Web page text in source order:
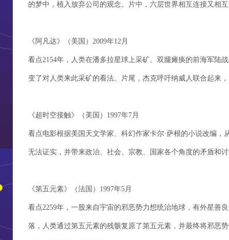
的梦中，植入放弃公司的观念。片中，六层世界相互连接又相
《阿凡达》（美国）2009年12月
看点2154年，人类在潘多拉星球上采矿。双腿瘫痪的前海军陆
变了对人类来此采矿的看法。片尾，杰克呼吁纳威人联合起来
《超时空接触》（美国）1997年7月
看点电影根据美国天文学家、科幻作家卡尔·萨根的小说改编
无法证实，并带来政治、社会、宗教、国家各个角度的矛盾和
《第五元素》（法国）1997年5月
看点2259年，一股来自宇宙的邪恶势力想统治地球，有外星善
落，人类通过第五元素的残骸复原了第五元素，并最终将邪恶